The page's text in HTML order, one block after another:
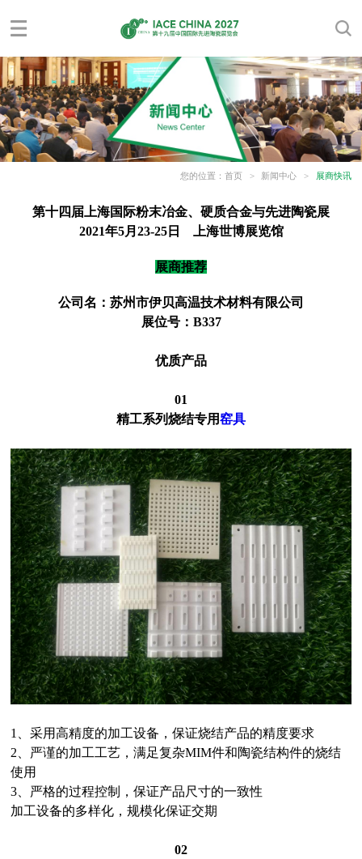
您的位置： 首页 > 新闻中心 > 展商快讯
第十四届上海国际粉末冶金、硬质合金与先进陶瓷展
2021年5月23-25日 上海世博展览馆
展商推荐
公司名：苏州市伊贝高温技术材料有限公司
展位号：B337
优质产品
01
精工系列烧结专用窑具
1、采用高精度的加工设备，保证烧结产品的精度要求
2、严谨的加工工艺，满足复杂MIM件和陶瓷结构件的烧结
使用
3、严格的过程控制，保证产品尺寸的一致性
加工设备的多样化，规模化保证交期
02